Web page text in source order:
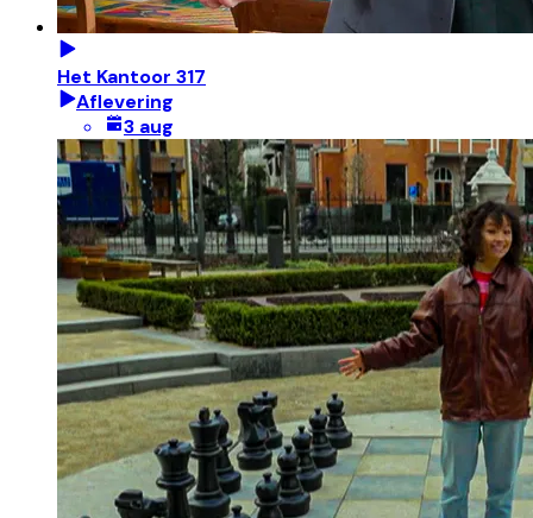
Het Kantoor 317
Aflevering
3 aug